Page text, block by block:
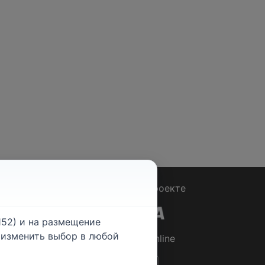
О проекте
© 2026Rabotniki.online
и на размещение
выбор в любой